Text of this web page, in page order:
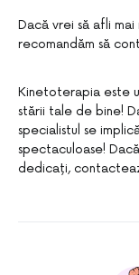
Dacă vrei să afli
recomandăm să
Kinetoterapia este
stării tale de bine!
specialistul se
spectaculoase!
dedicați,